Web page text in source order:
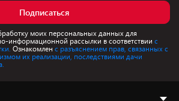
Подписаться
моих персональных данных для
информационной рассылки в соответствии с
Ознакомлен с разъяснением прав, связанных с
их реализации, последствиями дачи